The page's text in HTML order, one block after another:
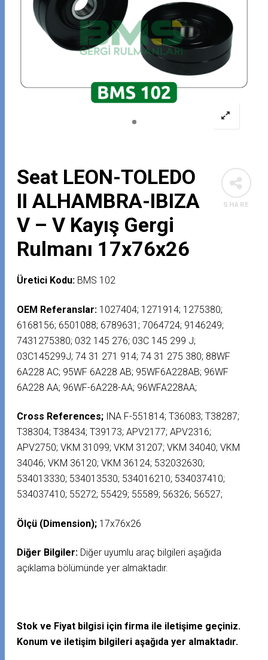
SHARE
Seat LEON-TOLEDO
II ALHAMBRA-IBIZA
V – V Kayış Gergi
Rulmanı 17x76x26
Üretici Kodu: BMS 102
OEM Referanslar: 1027404; 1271914; 1275380;
6168156; 6501088; 6789631; 7064724; 9146249;
7431275380; 032 145 276; 03C 145 299 J;
03C145299J; 74 31 271 914; 74 31 275 380; 88WF
6A228 AC; 95WF 6A228 AB; 95WF6A228AB; 96WF
6A228 AA; 96WF-6A228-AA; 96WFA228AA;
Cross References; INA F-551814; T36083; T38287;
T38304; T38434; T39173; APV2177; APV2316;
APV2750; VKM 31099; VKM 31207; VKM 34040; VKM
34046; VKM 36120; VKM 36124; 532032630;
534013330; 534013530; 534016210; 534037410;
534037410; 55272; 55429; 55589; 56326; 56527;
Ölçü (Dimension); 17x76x26
Diğer Bilgiler: Diğer uyumlu araç bilgileri aşağıda
açıklama bölümünde yer almaktadır.
Stok ve Fiyat bilgisi için firma ile iletişime geçiniz.
Konum ve iletişim bilgileri aşağıda yer almaktadır.